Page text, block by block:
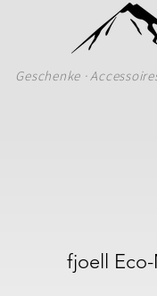
Geschenke ·
fjoell